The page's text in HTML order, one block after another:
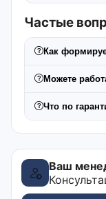
Частые
Как
Можете
Что по
Ваш